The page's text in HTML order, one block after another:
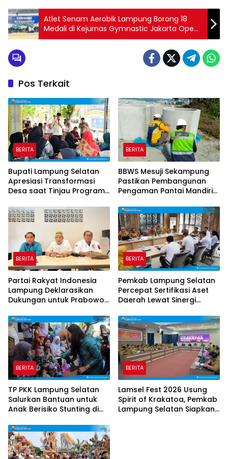
Atlet Senam Aerobik Lampung Borong 18
Medali di Kejurnas Gymnastic Jakarta Open
2026
Pos Terkait
BERITA
Bupati Lampung Selatan
Apresiasi Transformasi
Desa saat Tinjau Program
BERITA
BBWS Mesuji Sekampung
Pastikan Pembangunan
Pengaman Pantai Mandiri
Spesifikasi Teknis
BERITA
Partai Rakyat Indonesia
Lampung Deklarasikan
Dukungan untuk Prabowo
BERITA
Pemkab Lampung Selatan
Percepat Sertifikasi Aset
Daerah Lewat Sinergi
Pertanahan
BERITA
TP PKK Lampung Selatan
Salurkan Bantuan untuk
Anak Berisiko Stunting di
BERITA
Lamsel Fest 2026 Usung
Spirit of Krakatoa, Pemkab
Lampung Selatan Siapkan